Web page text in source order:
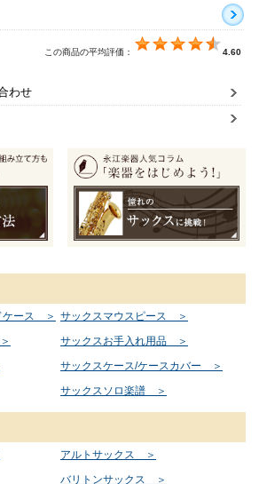
この商品の平均評価： 4.60
わせ
ケース ＞ サックスマウスピース ＞
サックスお手入れ用品 ＞
サックスケース/ケースカバー ＞
サックスソロ楽譜 ＞
アルトサックス ＞
バリトンサックス ＞